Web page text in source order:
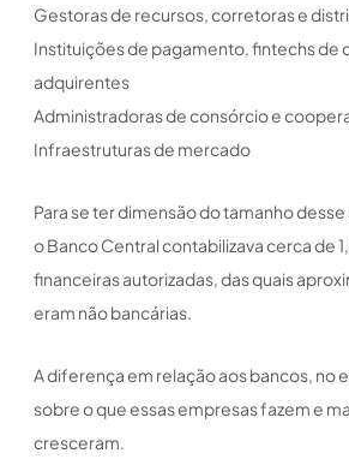
Gestoras de recursos, corretoras e
Instituições de pagamento, fintechs de
adquirentes
Administradoras de consórcio e
Infraestruturas de mercado
Para se ter dimensão do tamanho
o Banco Central contabilizava cerca de
financeiras autorizadas, das quais
eram não bancárias.
A diferença em relação aos bancos, no
sobre o que essas empresas fazem e
cresceram.